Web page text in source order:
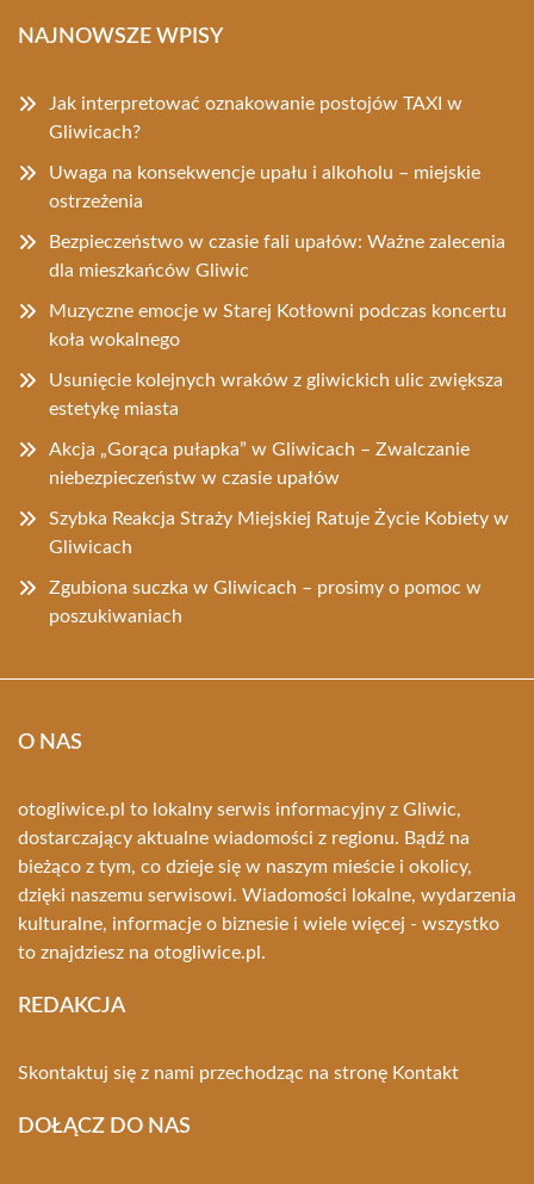
NAJNOWSZE WPISY
Jak interpretować oznakowanie postojów TAXI w
Gliwicach?
Uwaga na konsekwencje upału i alkoholu – miejskie
ostrzeżenia
Bezpieczeństwo w czasie fali upałów: Ważne zalecenia
dla mieszkańców Gliwic
Muzyczne emocje w Starej Kotłowni podczas koncertu
koła wokalnego
Usunięcie kolejnych wraków z gliwickich ulic zwiększa
estetykę miasta
Akcja „Gorąca pułapka” w Gliwicach – Zwalczanie
niebezpieczeństw w czasie upałów
Szybka Reakcja Straży Miejskiej Ratuje Życie Kobiety w
Gliwicach
Zgubiona suczka w Gliwicach – prosimy o pomoc w
poszukiwaniach
O NAS
otogliwice.pl to lokalny serwis informacyjny z Gliwic,
dostarczający aktualne wiadomości z regionu. Bądź na
bieżąco z tym, co dzieje się w naszym mieście i okolicy,
dzięki naszemu serwisowi. Wiadomości lokalne, wydarzenia
kulturalne, informacje o biznesie i wiele więcej - wszystko
to znajdziesz na otogliwice.pl.
REDAKCJA
Skontaktuj się z nami przechodząc na stronę Kontakt
DOŁĄCZ DO NAS